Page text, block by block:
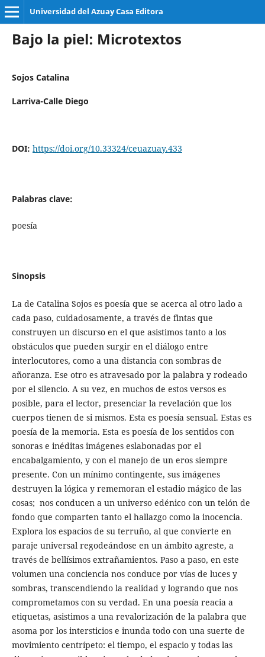
Universidad del Azuay Casa Editora
Bajo la piel: Microtextos
Sojos Catalina
Larriva-Calle Diego
DOI: https://doi.org/10.33324/ceuazuay.433
Palabras clave:
poesía
Sinopsis
La de Catalina Sojos es poesía que se acerca al otro lado a
cada paso, cuidadosamente, a través de fintas que
construyen un discurso en el que asistimos tanto a los
obstáculos que pueden surgir en el diálogo entre
interlocutores, como a una distancia con sombras de
añoranza. Ese otro es atravesado por la palabra y rodeado
por el silencio. A su vez, en muchos de estos versos es
posible, para el lector, presenciar la revelación que los
cuerpos tienen de si mismos. Esta es poesía sensual. Estas es
poesía de la memoria. Esta es poesía de los sentidos con
sonoras e inéditas imágenes eslabonadas por el
encabalgamiento, y con el manejo de un eros siempre
presente. Con un mínimo contingente, sus imágenes
destruyen la lógica y rememoran el estadio mágico de las
cosas; nos conducen a un universo edénico con un telón de
fondo que comparten tanto el hallazgo como la inocencia.
Explora los espacios de su terruño, al que convierte en
paraje universal regodeándose en un ámbito agreste, a
través de bellísimos extrañamientos. Paso a paso, en este
volumen una conciencia nos conduce por vías de luces y
sombras, transcendiendo la realidad y logrando que nos
comprometamos con su verdad. En una poesía reacia a
etiquetas, asistimos a una revalorización de la palabra que
asoma por los intersticios e inunda todo con una suerte de
movimiento centrípeto: el tiempo, el espacio y todas las